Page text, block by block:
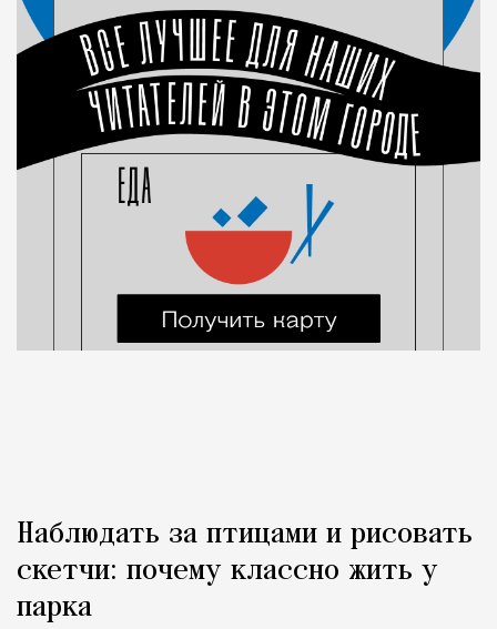
Наблюдать за птицами и рисовать
скетчи: почему классно жить у
парка